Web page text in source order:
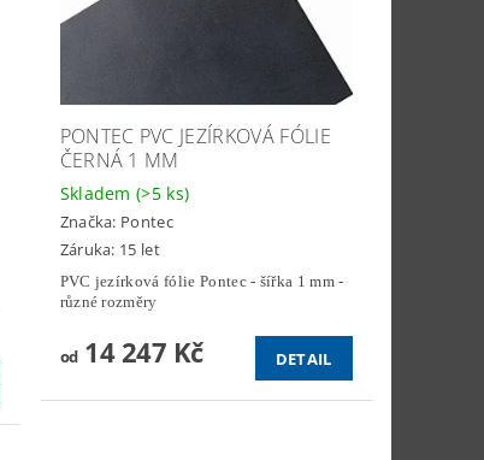
PONTEC PVC JEZÍRKOVÁ FÓLIE
ČERNÁ 1 MM
Skladem(>5 ks)
Značka: Pontec
Záruka: 15 let
PVC jezírková fólie Pontec - šířka 1 mm -
různé rozměry
od14 247 Kč DETAIL